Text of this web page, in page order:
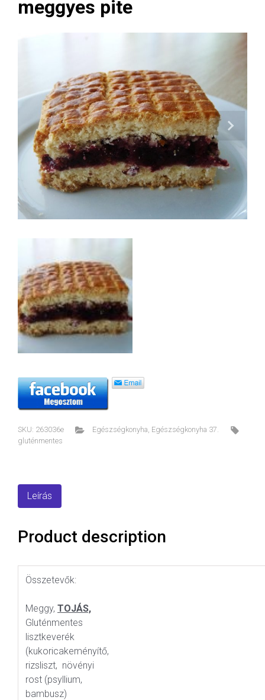
meggyes pite
Next
SKU: 263036e Egészségkonyha Egészségkonyha 37.
gluténmentes
Leírás
Product description
Összetevők:
Meggy, TOJÁS,
Gluténmentes
lisztkeverék
(kukoricakeményítő,
rizsliszt, növényi
rost (psyllium,
bambusz)